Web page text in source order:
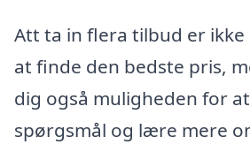
Att ta in flera tilbud er ikke
at finde den bedste pris,
dig også muligheden for
spørgsmål og lære mere